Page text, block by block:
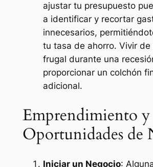
ajustar tu presupuesto
a identificar y recortar
innecesarios,
tu tasa de ahorro. Vivir de
frugal durante una
proporcionar un colchón
adicional.
Emprendimiento y
Oportunidades de
Iniciar un Negocio: